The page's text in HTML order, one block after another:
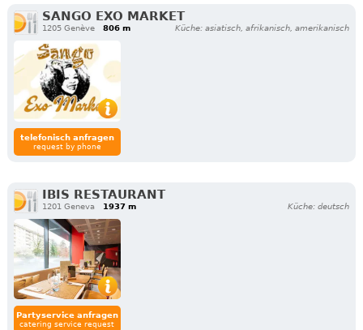
SANGO EXO MARKET
1205 Genève 806 m Küche: asiatisch, afrikanisch, amerikanisch
telefonisch anfragen
request by phone
IBIS RESTAURANT
1201 Geneva 1937 m Küche: deutsch
Partyservice anfragen
catering service request